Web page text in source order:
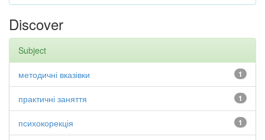
Discover
Subject
1
методичні вказівки
1
практичні заняття
1
психокорекція